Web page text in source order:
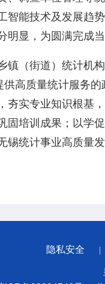
智能技术及发展趋
明显，为圆满完成
镇（街道）统计机
高质量统计服务
夯实专业知识根基
固培训成果；以学
统计事业高质量发
隐私安全